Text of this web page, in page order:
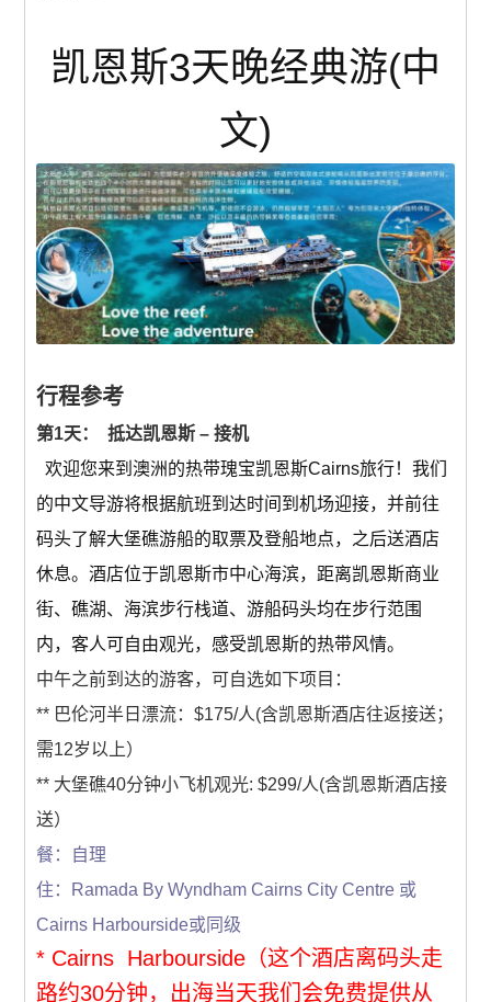
澳洲出发含机票(中國)
凯恩斯3天晚经典游(中
文)
行程参考
第1天： 抵达凯恩斯 – 接机
欢迎您来到澳洲的热带瑰宝凯恩斯Cairns旅行！我们
的中文导游将根据航班到达时间到机场迎接，并前往
码头了解大堡礁游船的取票及登船地点，之后送酒店
休息。酒店位于凯恩斯市中心海滨，距离凯恩斯商业
街、礁湖、海滨步行栈道、游船码头均在步行范围
内，客人可自由观光，感受凯恩斯的热带风情。
中午之前到达的游客，可自选如下项目：
** 巴伦河半日漂流：$175/人(含凯恩斯酒店往返接送；
需12岁以上）
** 大堡礁40分钟小飞机观光: $299/人(含凯恩斯酒店接
送）
餐：自理
住：Ramada By Wyndham Cairns City Centre 或
Cairns Harbourside或同级
* Cairns Harbourside（这个酒店离码头走
路约30分钟，出海当天我们会免费提供从